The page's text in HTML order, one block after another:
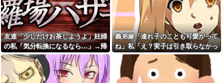
れてしまった。自分のええかっ
こしいで、自分が潰れそう
元同級生から「お前を取材し
たいと言う人がいる」と連絡が
あった。指定されたファミレス
へ向かうと予想外の人物が待っ
ていて…
俺「子どもがいるので煙草は
控えてください」客「関係ねぇ
だろ」→その一言から店内が険
悪な空気になって…
組長「よっしゃ」、昭和ヤバす
ぎ⇒！！！
成人式帰りと思われる袴姿の
集団が騒いでいるところにお婆
さんが一言！
コトメ「あなたには無理でし
ょ？」私「できますけど？」→
何も知らない前提で話しかけて
くるコトメが止まらず…
充電ケーブルってさ他
友達「少しだけお茶しようよ」妊婦
の私「気分転換になるなら…」→帰
宅してから思わぬ異変が起きて…
義弟嫁「連れ子のことも可愛がって
ね」私「え？実子は引き取らなかっ
たのに？」→話を聞いて唖然として